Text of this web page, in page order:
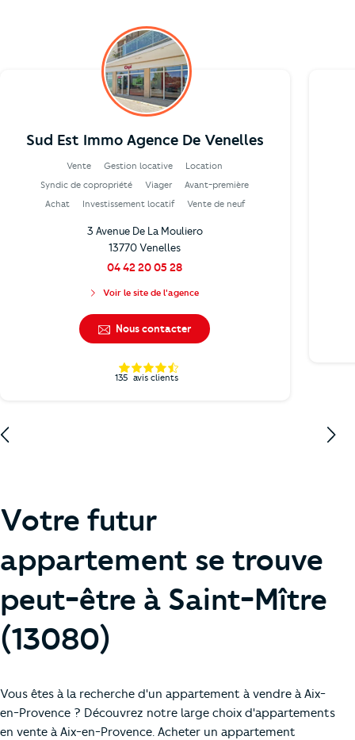
Sud Est Immo Agence De Venelles
Vente Gestion locative
Location
Syndic de copropriété
Viager
Avant-première
Achat
Investissement locatif Vente de neuf
3 Avenue De La Mouliero
13770 Venelles
04 42 20 05 28
Voir le site de l'agence
Nous contacter
135 avis clients
Votre futur
appartement se trouve
peut-être à Saint-Mître
(13080)
Vous êtes à la recherche d'un appartement à vendre à Aix-
en-Provence ? Découvrez notre large choix d'appartements
en vente à Aix-en-Provence. Acheter un appartement